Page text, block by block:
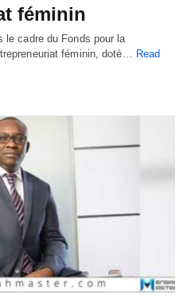
féminin
le cadre du Fonds pour la
féminin, doté… Read